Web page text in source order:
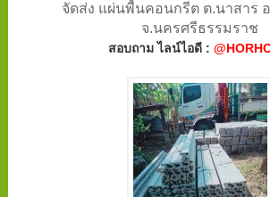
จัดส่ง แผ่นพื้นคอนกรีต ต.นาสาร
จ.นครศรีธรรมราช
สอบถาม ไลน์ไอดี :